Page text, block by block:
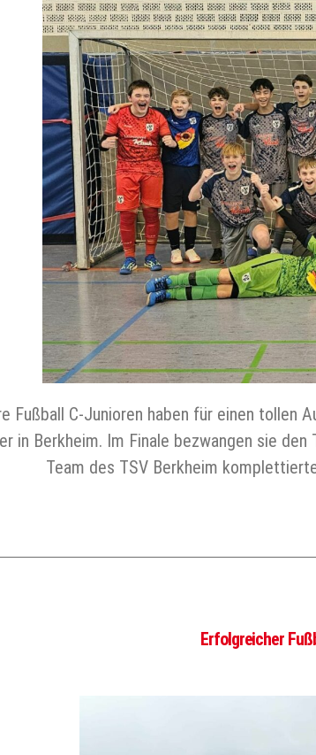
Fußball C-Junioren haben für einen
in Berkheim. Im Finale bezwangen sie
Team des TSV Berkheim
Erfolgreicher